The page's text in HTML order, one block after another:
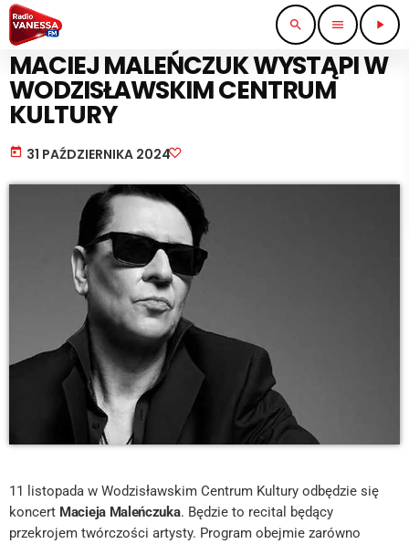
search menu play_arrow
IMPREZY I KONCERTY
MACIEJ MALEŃCZUK WYSTĄPI W
WODZISŁAWSKIM CENTRUM
KULTURY
today 31 PAŹDZIERNIKA 2024
11 listopada w Wodzisławskim Centrum Kultury odbędzie się
koncert Macieja Maleńczuka. Będzie to recital będący
przekrojem twórczości artysty. Program obejmie zarówno